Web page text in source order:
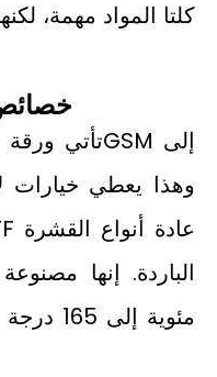
كلتا المواد مهمة،
خصائص
مئوية